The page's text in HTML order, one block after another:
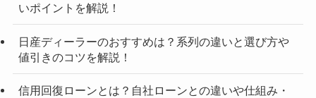
いポイントを解説！
日産ディーラーのおすすめは？系列の違いと選び方や
値引きのコツを解説！
信用回復ローンとは？自社ローンとの違いや仕組み・